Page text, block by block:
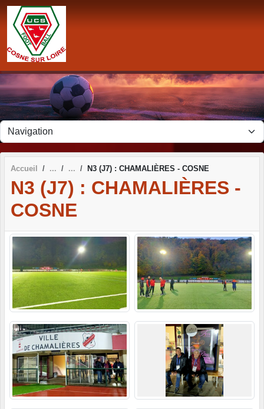
Accueil N3 (J7) : CHAMALIÈRES - COSNE
N3 (J7) : CHAMALIÈRES -
COSNE
Panneau de gestion des cookies